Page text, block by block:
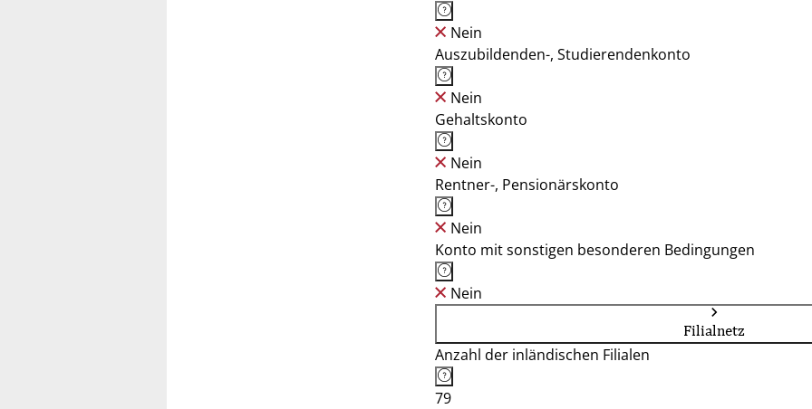
Nein
Auszubildenden-, Studierendenkonto
Nein
Gehaltskonto
Nein
Rentner-, Pensionärskonto
Nein
Konto mit sonstigen besonderen Bedingungen
Nein
Filialnetz
Anzahl der inländischen Filialen
79